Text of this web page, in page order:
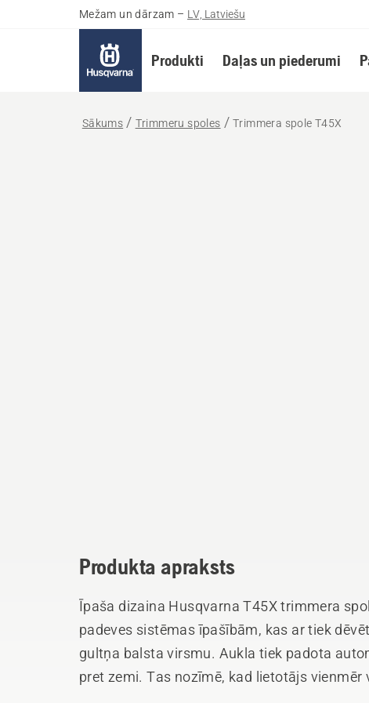
Mežam un dārzam – LV, Latviešu
Produkti Daļas un piederumi
Sākums Trimmeru spoles Trimmera spole T45X
Produkta apraksts
Īpaša dizaina Husqvarna T45X trimmera
padeves sistēmas īpašībām, kas ar tiek
gultņa balsta virsmu. Aukla tiek padota
pret zemi. Tas nozīmē, kad lietotājs